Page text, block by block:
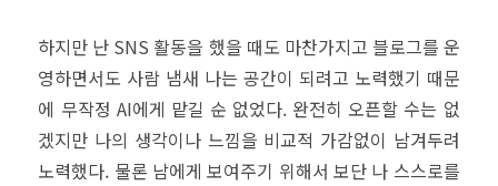
하지만 난 SNS 활동을 했을 때도 마찬가지고 블로그를 운
영하면서도 사람 냄새 나는 공간이 되려고 노력했기 때문
에 무작정 AI에게 맡길 순 없었다. 완전히 오픈할 수는 없
겠지만 나의 생각이나 느낌을 비교적 가감없이 남겨두려
노력했다. 물론 남에게 보여주기 위해서 보단 나 스스로를